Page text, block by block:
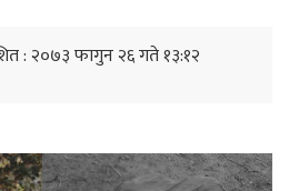
: २०७३ फागुन २६ गते १३:१२